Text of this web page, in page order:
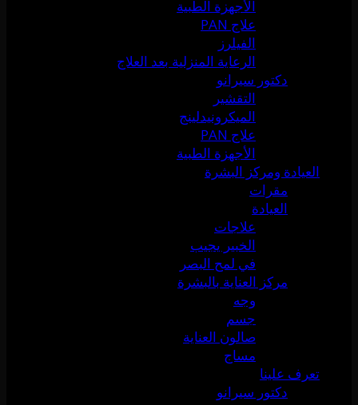
الأجهزة الطبية
علاج PAN
الفيلرز
الرعاية المنزلية بعد العلاج
دكتور سيرانو
التقشير
الميكرونيدلينج
علاج PAN
الأجهزة الطبية
العيادة ومركز البشرة
مقرات
العيادة
علاجات
الخبير يجيب
في لمح البصر
مركز العناية بالبشرة
وجه
جسم
صالون العناية
مساج
تعرف علينا
دكتور سيرانو